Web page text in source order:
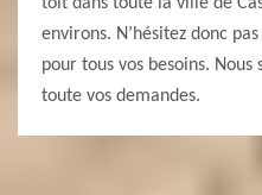
environs. N’hésitez donc
pour tous vos besoins.
toute vos demandes.